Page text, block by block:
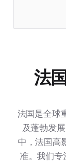
法
法国是全球
及蓬勃发
中，法国高
准。我们